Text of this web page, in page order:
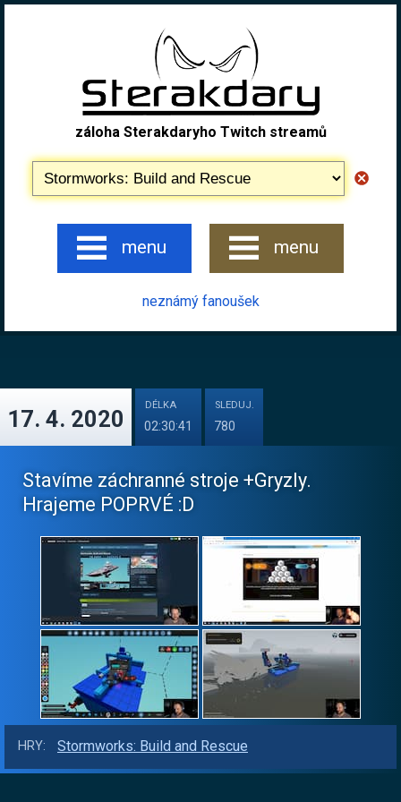
záloha Sterakdaryho Twitch streamů
menu menu
neznámý fanoušek
17. 4. 2020
DÉLKA
02:30:41
SLEDUJ.
780
Stavíme záchranné stroje +Gryzly.
Hrajeme POPRVÉ :D
HRY: Stormworks: Build and Rescue